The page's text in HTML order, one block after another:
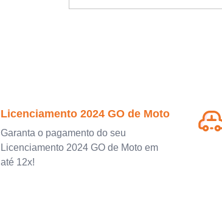
Licenciamento 2024 GO de Moto
Garanta o pagamento do seu
Licenciamento 2024 GO de Moto em
até 12x!